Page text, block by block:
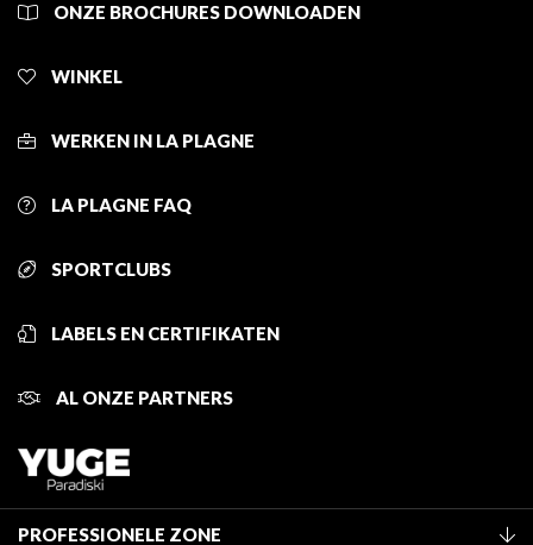
ONZE BROCHURES DOWNLOADEN
WINKEL
WERKEN IN LA PLAGNE
LA PLAGNE FAQ
SPORTCLUBS
LABELS EN CERTIFIKATEN
AL ONZE PARTNERS
PROFESSIONELE ZONE